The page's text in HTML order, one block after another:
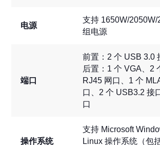
电源
支持 1650W/2050W/
组电源
端口
前置：2 个 USB 3.0
后置：1 个 VGA、2
RJ45 网口、1 个
口、2 个 USB3.2 接
口
操作系统
支持 Microsoft
Linux 操作系统（包